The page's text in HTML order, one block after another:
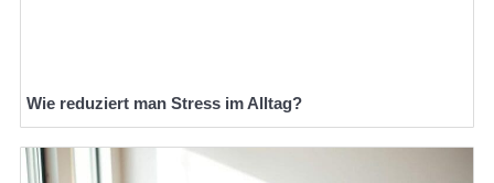
Wie reduziert man Stress im Alltag?